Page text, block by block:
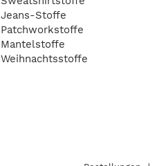
Jeans-Stoffe
Patchworkstoffe
Mantelstoffe
Weihnachtsstoffe